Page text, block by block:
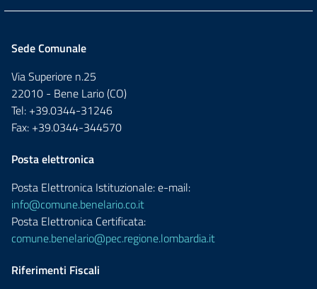
Sede Comunale
Via Superiore n.25
22010 - Bene Lario (CO)
Tel: +39.0344-31246
Fax: +39.0344-344570
Posta elettronica
Posta Elettronica Istituzionale: e-mail:
info@comune.benelario.co.it
Posta Elettronica Certificata:
comune.benelario@pec.regione.lombardia.it
Riferimenti Fiscali